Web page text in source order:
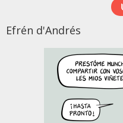
Efrén d'Andrés